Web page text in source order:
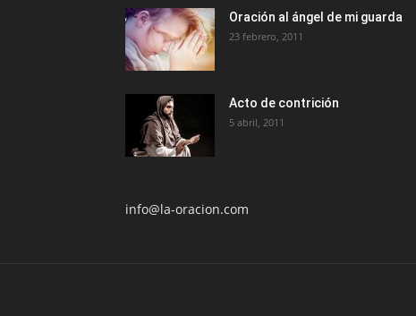
Oración al ángel de mi guarda
23 febrero, 2011
Acto de contrición
5 abril, 2011
info@la-oracion.com